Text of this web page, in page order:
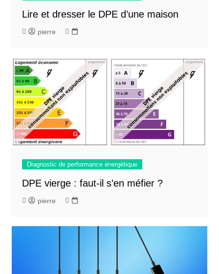
Lire et dresser le DPE d’une maison
pierre
Diagnostic de performance énergétique
DPE vierge : faut-il s’en méfier ?
pierre